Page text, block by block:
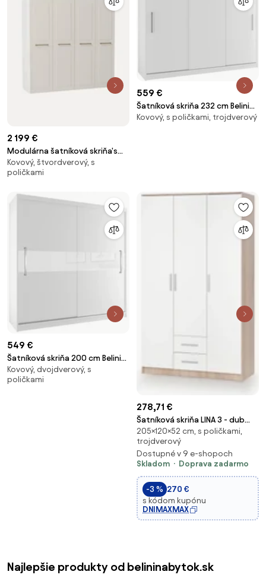
2 199 €
Modulárna šatníková skriňa's
krídlovými dverami Charlotte, Š
200 cm, rôzne veľkosti
Kovový, štvordverový, s
poličkami
559 €
Šatníková skriňa 232 cm Belini
biely mat s posuvnými dverami
Kovový, s poličkami, trojdverový
549 €
Šatníková skriňa 200 cm Belini
biely mat s posuvnými dverami
SI SZP1/2/W/W/W/UU
Kovový, dvojdverový, s
poličkami
278,71 €
Šatníková skriňa LINA 3 - dub
sonoma / biela
205×120×52 cm, s poličkami,
trojdverový
Dostupné v 9 e-shopoch
Skladom
Doprava zadarmo
-3 % 270 €
s kódom kupónu
DNIMAXMAX
Najlepšie produkty od belininabytok.sk